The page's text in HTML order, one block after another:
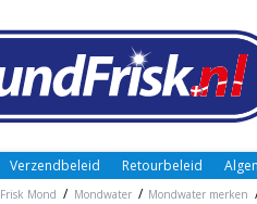
Verzendbeleid Retourbeleid
Frisk Mond / Mondwater / Mondwater merken